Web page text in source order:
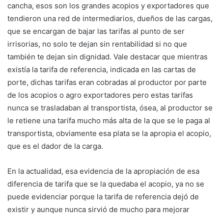
cancha, esos son los grandes acopios y exportadores que
tendieron una red de intermediarios, dueños de las cargas,
que se encargan de bajar las tarifas al punto de ser
irrisorias, no solo te dejan sin rentabilidad si no que
también te dejan sin dignidad. Vale destacar que mientras
existía la tarifa de referencia, indicada en las cartas de
porte, dichas tarifas eran cobradas al productor por parte
de los acopios o agro exportadores pero estas tarifas
nunca se trasladaban al transportista, ósea, al productor se
le retiene una tarifa mucho más alta de la que se le paga al
transportista, obviamente esa plata se la apropia el acopio,
que es el dador de la carga.
En la actualidad, esa evidencia de la apropiación de esa
diferencia de tarifa que se la quedaba el acopio, ya no se
puede evidenciar porque la tarifa de referencia dejó de
existir y aunque nunca sirvió de mucho para mejorar